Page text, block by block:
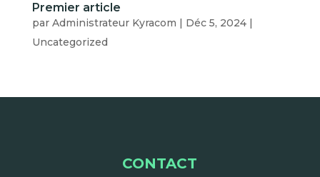
Premier article
par Administrateur Kyracom | Déc 5, 2024|
Uncategorized
CONTACT